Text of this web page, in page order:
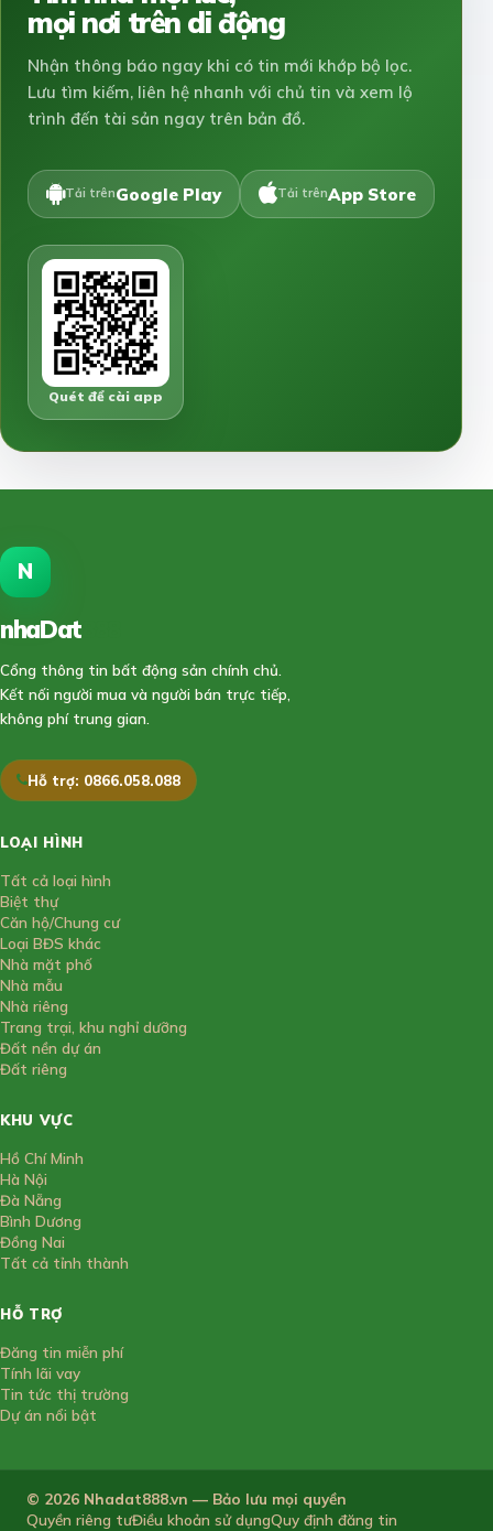
mọi nơi trên di động
Nhận thông báo ngay khi có tin mới khớp bộ lọc.
Lưu tìm kiếm, liên hệ nhanh với chủ tin và xem lộ
trình đến tài sản ngay trên bản đồ.
Tải trênGoogle Play Tải trênApp Store
Quét để cài app
N
nhaDat
Cổng thông tin bất động sản chính chủ.
Kết nối người mua và người bán trực tiếp,
không phí trung gian.
Hỗ trợ: 0866.058.088
LOẠI HÌNH
Tất cả loại hình
Biệt thự
Căn hộ/Chung cư
Loại BĐS khác
Nhà mặt phố
Nhà mẫu
Nhà riêng
Trang trại, khu nghỉ dưỡng
Đất nền dự án
Đất riêng
KHU VỰC
Hồ Chí Minh
Hà Nội
Đà Nẵng
Bình Dương
Đồng Nai
Tất cả tỉnh thành
HỖ TRỢ
Đăng tin miễn phí
Tính lãi vay
Tin tức thị trường
Dự án nổi bật
© 2026 Nhadat888.vn — Bảo lưu mọi quyền
Quyền riêng tưĐiều khoản sử dụngQuy định đăng tin